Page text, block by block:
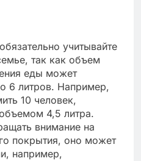
учитывайте
так как объем
еды может
6 литров. Например,
10 человек,
4,5 литра.
внимание на
покрытия, оно может
например,